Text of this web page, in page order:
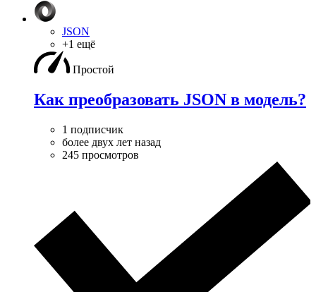
JSON
+1 ещё
Простой
Как преобразовать JSON в модель?
1 подписчик
более двух лет назад
245 просмотров